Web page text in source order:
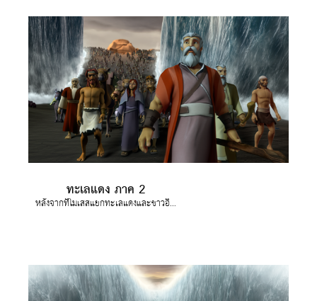
ทะเลแดง ภาค 2
หลังจากที่โมเสสแยกทะเลแดงและชาวอิสราเอลทั้งหมดข้ามมาถึงอีกฝั่งหนึ่งแล้ว องค์พระผู้เป็นเจ้าตรัสกับโมเสสว่า "จงยื่นมือออกไปเหนือทะเล จากนั้นน้ำก็ไหลกลับดังเก่า และท่วมชาวอียิปต์ และรถม้า และทหารที่ขับรถม้า